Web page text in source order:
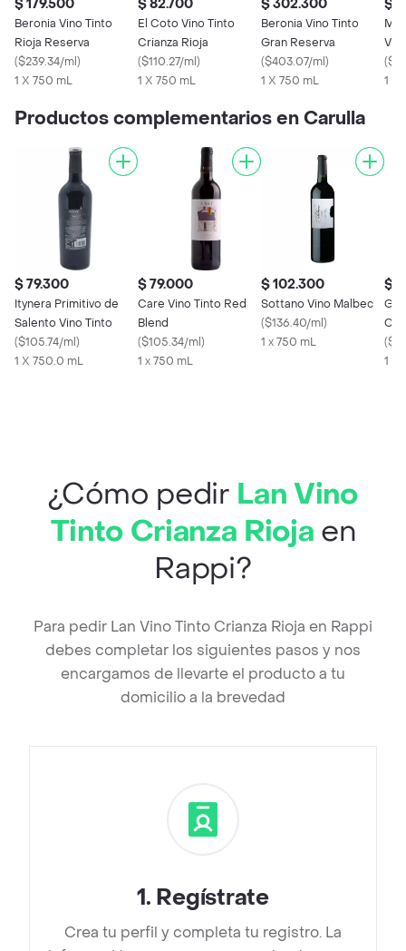
$ 179.500
Beronia Vino Tinto
Rioja Reserva
($239.34/ml)
1 X 750 mL
$ 82.700
El Coto Vino Tinto
Crianza Rioja
($110.27/ml)
1 X 750 mL
$ 302.300
Beronia Vino Tinto
Gran Reserva
($403.07/ml)
1 X 750 mL
$
(
1 X
Productos complementarios en Carulla
$ 79.300
Itynera Primitivo de
Salento Vino Tinto
($105.74/ml)
1 X 750.0 mL
$ 79.000
Care Vino Tinto Red
Blend
($105.34/ml)
1 x 750 mL
$ 102.300
Sottano Vino Malbec
($136.40/ml)
1 x 750 mL
$
(
1 X
¿Cómo pedir Lan Vino
Tinto Crianza Rioja en
Rappi?
Para pedir Lan Vino Tinto Crianza Rioja en Rappi
debes completar los siguientes pasos y nos
encargamos de llevarte el producto a tu
domicilio a la brevedad
1. Regístrate
Crea tu perfil y completa tu registro. La